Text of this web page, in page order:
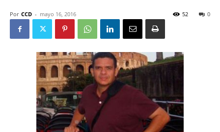
Por CCD - mayo 16, 2016 0
52